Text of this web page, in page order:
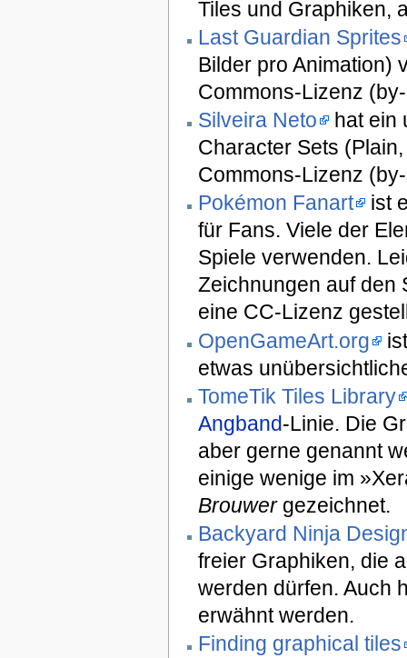
Tiles und Graphiken,
Last Guardian Sprites
Bilder pro Animation)
Commons-Lizenz
Silveira Neto hat ein
Character Sets
Commons-Lizenz
Pokémon Fanart ist
für Fans. Viele der
Spiele verwenden.
Zeichnungen auf den
eine CC-Lizenz
OpenGameArt.org ist
etwas
TomeTik Tiles Library
Angband-Linie. Die
aber gerne genannt
einige wenige im
Brouwergezeichnet.
Backyard Ninja
freier Graphiken, die
werden dürfen. Auch
erwähnt werden.
Finding graphical tiles